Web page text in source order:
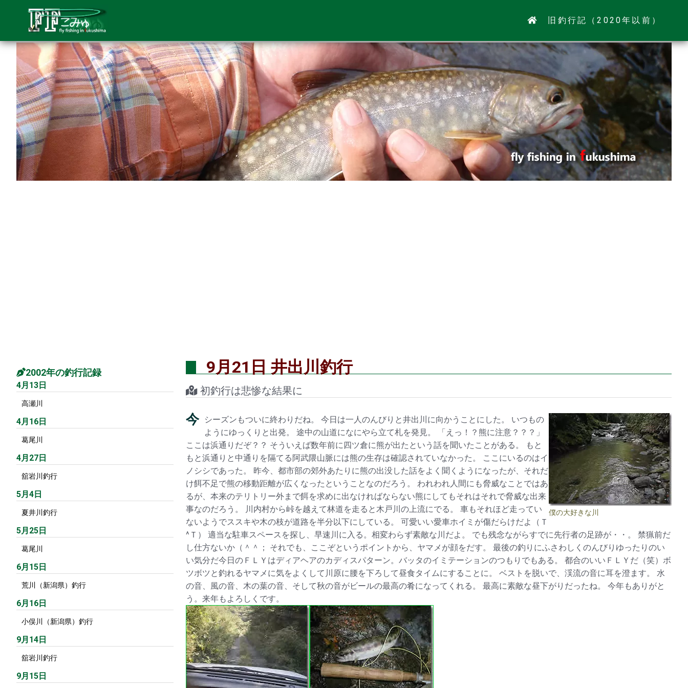
旧釣行記（2020年以前）
9月21日 井出川釣行
初釣行は悲惨な結果に
僕の大好きな川
今
シーズンもついに終わりだね。 今日は一人のんびりと井出川に向かうことにした。 いつもの
ようにゆっくりと出発。 途中の山道になにやら立て札を発見。 「えっ！？熊に注意？？？」
ここは浜通りだぞ？？ そういえば数年前に四ツ倉に熊が出たという話を聞いたことがある。 もと
もと浜通りと中通りを隔てる阿武隈山脈には熊の生存は確認されていなかった。 ここにいるのはイ
ノシシであった。 昨今、都市部の郊外あたりに熊の出没した話をよく聞くようになったが、それだ
け餌不足で熊の移動距離が広くなったということなのだろう。 われわれ人間にも脅威なことではあ
るが、本来のテリトリー外まで餌を求めに出なければならない熊にしてもそれはそれで脅威な出来
事なのだろう。 川内村から峠を越えて林道を走ると木戸川の上流にでる。 車もそれほど走ってい
ないようでススキや木の枝が道路を半分以下にしている。 可愛いい愛車ホイミが傷だらけだよ（Ｔ
^Ｔ） 適当な駐車スペースを探し、早速川に入る。相変わらず素敵な川だよ。 でも残念ながらすでに先行者の足跡が・・。 禁猟前だ
し仕方ないか（＾＾； それでも、ここぞというポイントから、ヤマメが顔をだす。 最後の釣りにふさわしくのんびりゆったりのい
い気分だ今日のＦＬＹはディアヘアのカディスパターン。バッタのイミテーションのつもりでもある。 都合のいいＦＬＹだ（笑）ボ
ツボツと釣れるヤマメに気をよくして川原に腰を下ろして昼食タイムにすることに。 ベストを脱いで、渓流の音に耳を澄ます。 水
の音、風の音、木の葉の音、そして秋の音がビールの最高の肴になってくれる。 最高に素敵な昼下がりだったね。 今年もありがと
う。来年もよろしくです。
2002年の釣行記録
4月13日
高瀬川
4月16日
葛尾川
4月27日
舘岩川釣行
5月4日
夏井川釣行
5月25日
葛尾川
6月15日
荒川（新潟県）釣行
6月16日
小俣川（新潟県）釣行
9月14日
舘岩川釣行
9月15日